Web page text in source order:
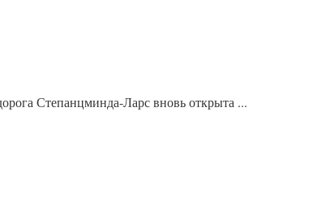
Степанцминда-Ларс вновь открыта ...